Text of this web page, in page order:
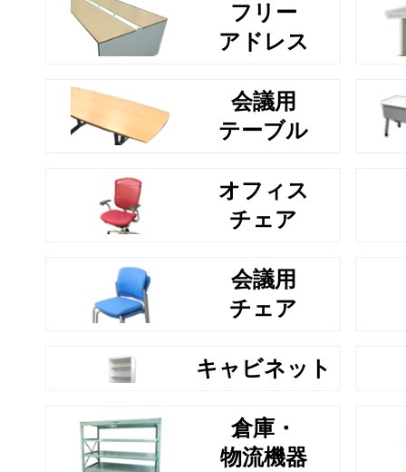
フリー
アドレス
会議用
テーブル
オフィス
チェア
会議用
チェア
キャビネット
倉庫・
物流機器